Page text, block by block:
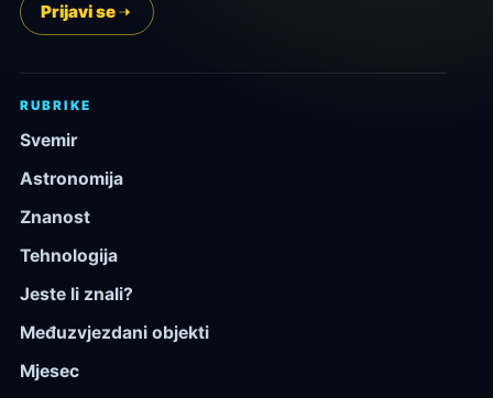
Prijavi se
RUBRIKE
Svemir
Astronomija
Znanost
Tehnologija
Jeste li znali?
Međuzvjezdani objekti
Mjesec